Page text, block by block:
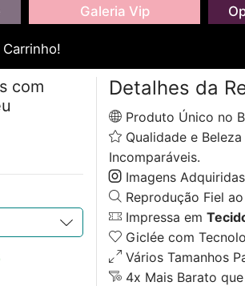
Galeria Vip
com
Detalhes da
Produto Único no
Qualidade e Beleza
Incomparáveis.
Imagens
Reprodução Fiel
Impressa em
Giclée com
Vários Tamanhos
4x Mais Barato que